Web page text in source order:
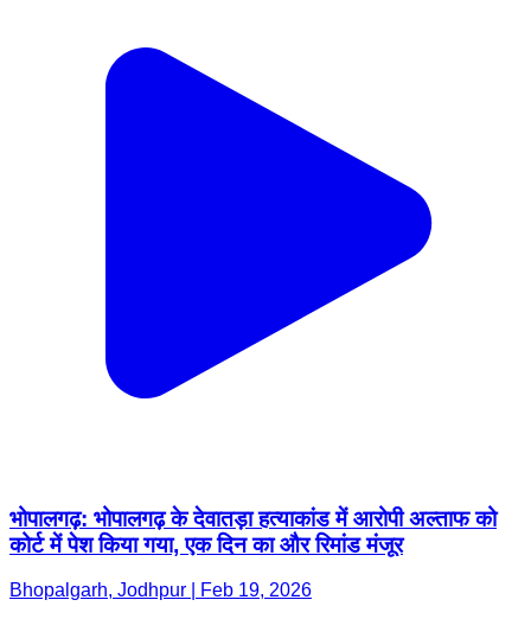
भोपालगढ़: भोपालगढ़ के देवातड़ा हत्याकांड में आरोपी अल्ताफ को
कोर्ट में पेश किया गया, एक दिन का और रिमांड मंजूर
Bhopalgarh, Jodhpur | Feb 19, 2026